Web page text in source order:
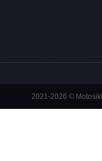
2021-2026 ©